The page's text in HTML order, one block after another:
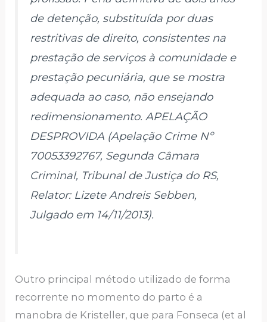
de detenção, substituída por duas
restritivas de direito, consistentes na
prestação de serviços à comunidade e
prestação pecuniária, que se mostra
adequada ao caso, não ensejando
redimensionamento. APELAÇÃO
DESPROVIDA (Apelação Crime Nº
70053392767, Segunda Câmara
Criminal, Tribunal de Justiça do RS,
Relator: Lizete Andreis Sebben,
Julgado em 14/11/2013).
Outro principal método utilizado de forma
recorrente no momento do parto é a
manobra de Kristeller, que para Fonseca (et al